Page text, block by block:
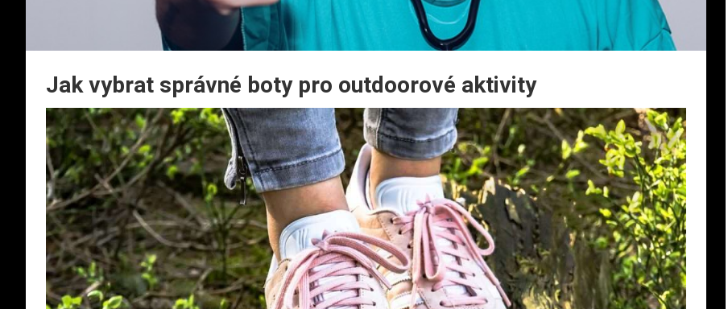
Jak vybrat správné boty pro outdoorové aktivity